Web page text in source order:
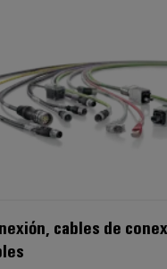
cables de